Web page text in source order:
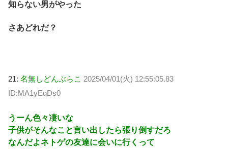
知らない男がやった
さあどれだ？
21: 名無しどんぶらこ 2025/04/01(火) 12:55:05.83
ID:MA1yEqDs0
うーん色々凄いな
子供がそんなこと言い出したら張り倒すだろ
なんだよネトゲの友達に会いに行くって